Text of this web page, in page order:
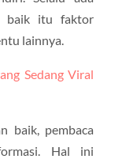
baik itu faktor
lainnya.
Sedang Viral
baik, pembaca
Hal ini